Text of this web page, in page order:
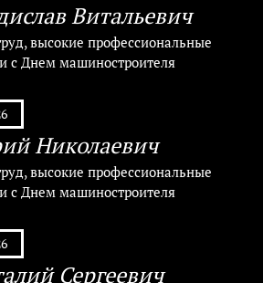
Витальевич
высокие профессиональные
с Днем машиностроителя
Николаевич
высокие профессиональные
с Днем машиностроителя
Сергеевич